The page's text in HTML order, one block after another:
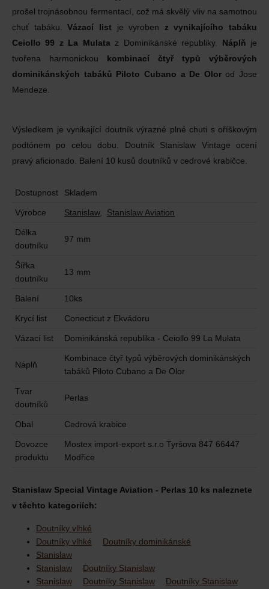
prošel trojnásobnou fermentací, což má skvělý vliv na samotnou
chuť tabáku.Vázací listje vyroben z vynikajícího tabáku
Ceiollo 99 z La Mulata z Dominikánské republiky. Náplň je
tvořena harmonickou kombinací čtyř typů výběrových
dominikánských tabáků Piloto Cubano a De Olorod Jose
Mendeze.
Výsledkem je vynikající doutník výrazné plné chuti s oříškovým
podtónem po celou dobu. Doutník Stanislaw Vintage ocení
pravý aficionado. Balení 10 kusů doutníků v cedrové krabičce.
Dostupnost Skladem
Výrobce Stanislaw, Stanislaw Aviation
Délka
doutníku
97 mm
Šířka
doutníku
13 mm
Balení 10ks
Krycí list Conecticut z Ekvádoru
Vázací list Dominikánská republika - Ceiollo 99 La Mulata
Náplň
Kombinace čtyř typů výběrových dominikánských
tabáků Piloto Cubano a De Olor
Tvar
doutníků
Perlas
Obal Cedrová krabice
Dovozce
produktu
Mostex import-export s.r.o Tyršova 847 66447
Modřice
Stanislaw Special Vintage Aviation - Perlas 10 ks naleznete
v těchto kategoriích:
Doutníky vlhké
Doutníky vlhké
Doutníky dominikánské
Stanislaw
Stanislaw
Doutníky Stanislaw
Stanislaw
Doutníky Stanislaw
Doutníky Stanislaw